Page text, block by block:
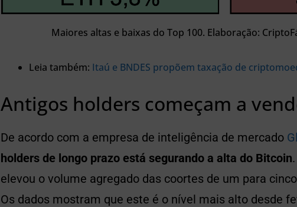
Maiores altas e baixas do Top 100. Elaboração:
Leia também: Itaú e BNDES propõem taxação de
Antigos holders começam a
De acordo com a empresa de inteligência de mercado
holders de longo prazo está segurando a alta do Bitcoin
elevou o volume agregado das coortes de um para
Os dados mostram que este é o nível mais alto desde